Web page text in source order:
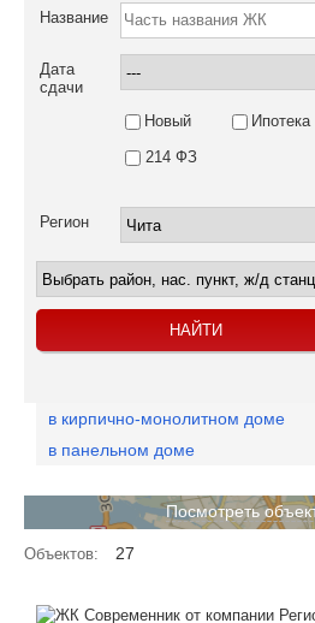
Название
Дата
сдачи
Новый
Ипотека
214 ФЗ
Регион
в кирпично-монолитном доме
в панельном доме
Посмотреть
Объектов: 27